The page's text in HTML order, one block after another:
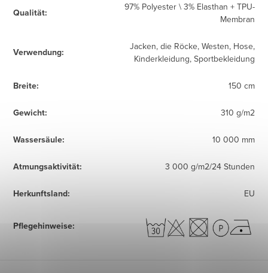
Qualität:
97% Polyester \ 3% Elasthan + TPU-
Membran
Verwendung:
Jacken, die Röcke, Westen, Hose,
Kinderkleidung, Sportbekleidung
Breite: 150 cm
Gewicht: 310 g/m2
Wassersäule: 10 000 mm
Atmungsaktivität: 3 000 g/m2/24 Stunden
Herkunftsland: EU
Pflegehinweise: